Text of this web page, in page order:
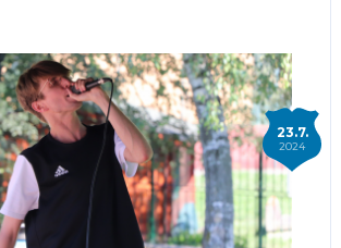
23.7.
2024